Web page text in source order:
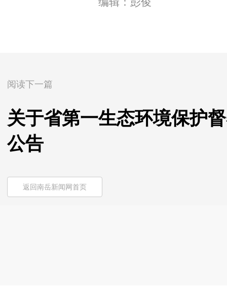
阅读下一篇
关于省第一生态环境保护
公告
返回南岳新闻网首页